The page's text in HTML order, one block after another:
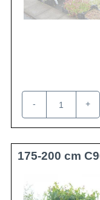
- +
175-200 cm